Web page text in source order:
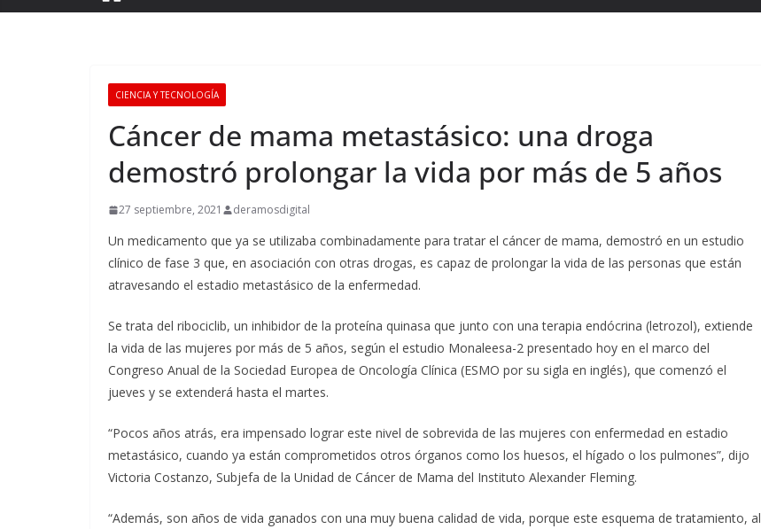
CIENCIA Y TECNOLOGÍA
Cáncer de mama metastásico: una droga
demostró prolongar la vida por más de 5 años
27 septiembre, 2021 deramosdigital
Un medicamento que ya se utilizaba combinadamente para tratar el cáncer de mama, demostró en un estudio
clínico de fase 3 que, en asociación con otras drogas, es capaz de prolongar la vida de las personas que están
atravesando el estadio metastásico de la enfermedad.
Se trata del ribociclib, un inhibidor de la proteína quinasa que junto con una terapia endócrina (letrozol), extiende
la vida de las mujeres por más de 5 años, según el estudio Monaleesa-2 presentado hoy en el marco del
Congreso Anual de la Sociedad Europea de Oncología Clínica (ESMO por su sigla en inglés), que comenzó el
jueves y se extenderá hasta el martes.
“Pocos años atrás, era impensado lograr este nivel de sobrevida de las mujeres con enfermedad en estadio
metastásico, cuando ya están comprometidos otros órganos como los huesos, el hígado o los pulmones”, dijo
Victoria Costanzo, Subjefa de la Unidad de Cáncer de Mama del Instituto Alexander Fleming.
“Además, son años de vida ganados con una muy buena calidad de vida, porque este esquema de tratamiento, al